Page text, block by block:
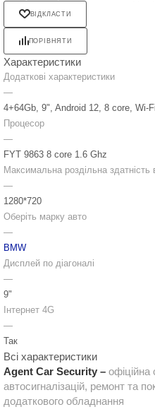
ВІДКЛАСТИ
ПОРІВНЯТИ
Характеристики
Додаткові характеристики
—
4+64Gb, 9", Android 12, 8 core, Wi-
Процесор
—
FYT 9863 8 core 1.6 Ghz
Максимальна роздільна здатність
—
1280*720
Оберіть марку авто
—
BMW
Дисплей по діагоналі
—
9"
Інтернет 4G
—
Так
Всі характеристики
Agent Car Security –
автосигналізацій, ремонт та
додаткового обладнання